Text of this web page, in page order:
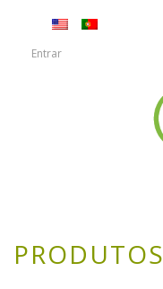
Entrar
PRODUTOS